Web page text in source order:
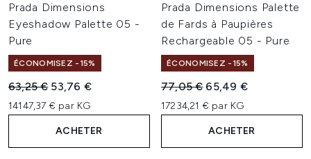
Prada Dimensions
Eyeshadow Palette 05 -
Pure
ÉCONOMISEZ -15%
Prix de vente :
63,25 € Prix ​​actuel :
53,76 €
14147,37 € par KG
ACHETER
Prada Dimensions Palette
de Fards à Paupières
Rechargeable 05 - Pure
ÉCONOMISEZ -15%
Prix de vente :
77,05 € Prix ​​actuel :
65,49 €
17234,21 € par KG
ACHETER